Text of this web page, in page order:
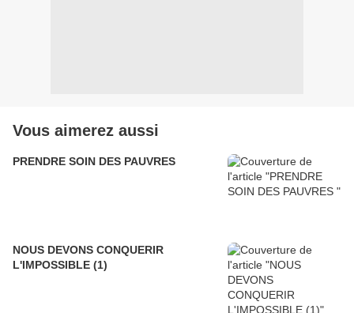
Vous aimerez aussi
PRENDRE SOIN DES PAUVRES
NOUS DEVONS CONQUERIR
L'IMPOSSIBLE (1)